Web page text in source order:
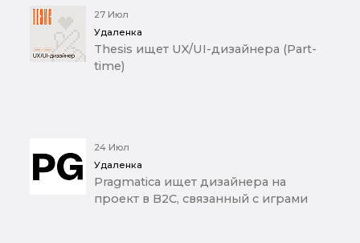
27 Июл
Удаленка
Thesis ищет UX/UI-дизайнера (Part-
time)
24 Июл
Удаленка
Pragmatica ищет дизайнера на
проект в B2C, связанный с играми